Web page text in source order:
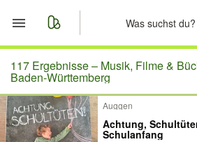
Start
Merkliste
Nachrichten
117 Ergebnisse – Musik, Filme &
Baden-Württemberg
Auggen
Achtung,
Schulanfang